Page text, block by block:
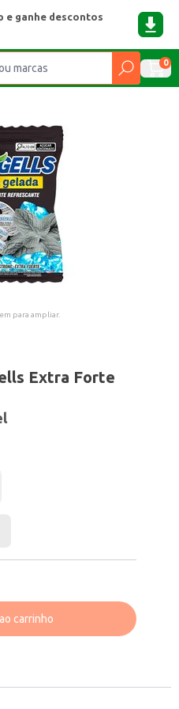
e ganhe descontos
0
para ampliar.
Extra Forte
carrinho